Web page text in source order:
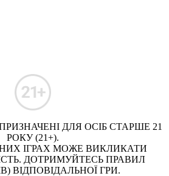
ДЛЯ ОСІБ СТАРШЕ 21
РОКУ (21+).
ІГРАХ МОЖЕ ВИКЛИКАТИ
ДОТРИМУЙТЕСЬ ПРАВИЛ
ВІДПОВІДАЛЬНОЇ ГРИ.